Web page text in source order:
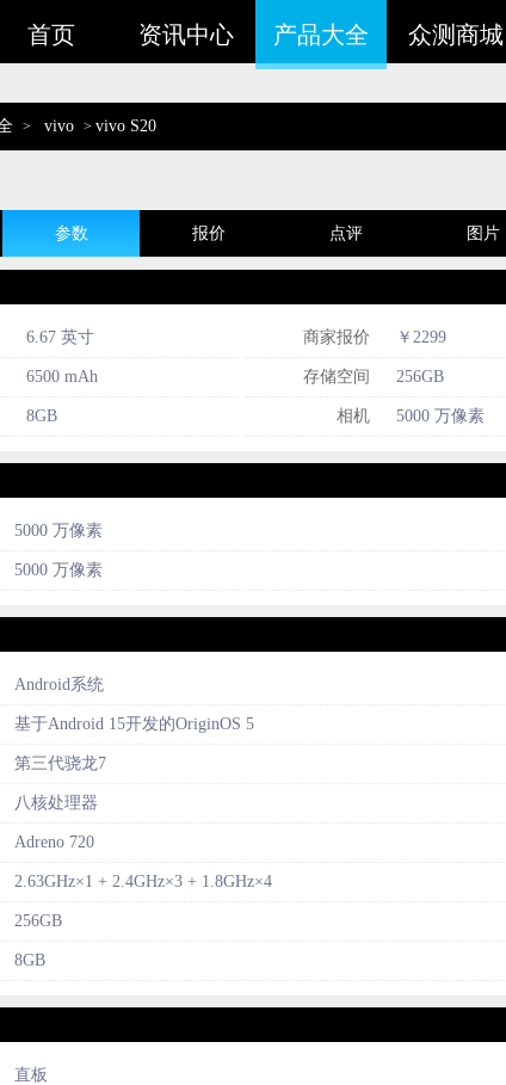
首页 资讯中心 产品大全 众测商城
> vivo > vivo S20
参数 报价 点评 图片
6.67 英寸 商家报价 ￥2299
6500 mAh 存储空间 256GB
8GB 相机 5000 万像素
5000 万像素
5000 万像素
Android系统
基于Android 15开发的OriginOS 5
第三代骁龙7
八核处理器
Adreno 720
2.63GHz×1 + 2.4GHz×3 + 1.8GHz×4
256GB
8GB
直板